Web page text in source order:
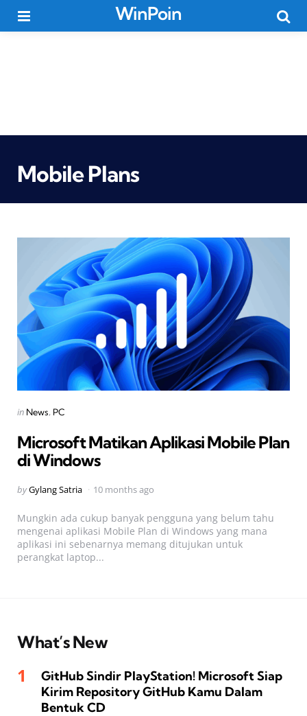
WinPoin
Mobile Plans
Categories
Posted
in News PC
Microsoft Matikan Aplikasi Mobile Plan
di Windows
Posted
byGylang Satria 10 months ago
Mungkin ada cukup banyak pengguna yang belum tahu
mengenai aplikasi Mobile Plan di Windows yang mana
aplikasi ini sebenarnya memang ditujukan untuk
perangkat laptop...
What’s New
GitHub Sindir PlayStation! Microsoft Siap
Kirim Repository GitHub Kamu Dalam
Bentuk CD